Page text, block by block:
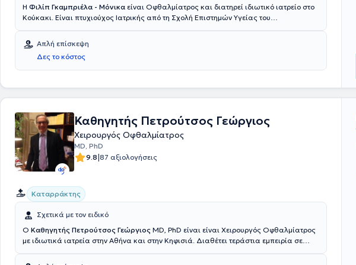
Η Φιλίπ Γκαμπριέλα - Μόνικα είναι Οφθαλμίατρος και διατηρεί ιδιωτικό ιατρείο στο
Κούκακι. Είναι πτυχιούχος Ιατρικής από τη Σχολή Επιστημών Υγείας του
έχει εργαστεί ως Χειρουργός Οφθαλμίατρος στο Οφθαλμιατρείο Αθηνών. Είναι
εξειδικευμένη στο Laser μυωπίας, στη Χειρουργική καταρράκτη και στην Ωχρά
κηλίδα. Στο ιδιωτικό της ιατρείο προσφέρει πλήθος υπηρεσιών, εξατομικευμένες για
τις ανάγκες εκάστοτε ασθενούς.
Απλή επίσκεψη
Δες το κόστος
Καθηγητής Πετρούτσος Γεώργιος
Χειρουργός Οφθαλμίατρος
MD, PhD
9.8|87 αξιολογήσεις
Καταρράκτης
Σχετικά με τον ειδικό
Ο Καθηγητής Πετρούτσος Γεώργιος MD, PhD είναι είναι Χειρουργός Οφθαλμίατρος
με ιδιωτικά ιατρεία στην Αθήνα και στην Κηφισιά. Διαθέτει τεράστια εμπειρία σε
Χειρουργικά ασχολείται ειδικά με τη χειρουργική του καταρράκτη και τη διόρθωση